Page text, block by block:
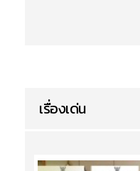
เรื่องเด่น